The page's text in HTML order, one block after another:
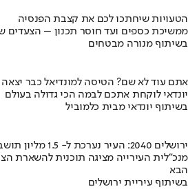
הטעויות שיחתכו לכם את קצבת הפנסיה
ממשיכת כספים ועד חוסר תכנון – הצעדים
בשיתוף מנורה מבטחים
אתם עוד לא שם? הטיסה למונדיאל כבר יצאה
יונדאי לוקחת אתכם לבמה הכי גדולה בעולם
בשיתוף יונדאי מבית כלמוביל
ירושלים 2040: העיר נערכת ל- 1.5 מליון תושבים
מנכ"לית העירייה מציגה תוכנית להשארת
הבא
בשיתוף עיריית ירושלים